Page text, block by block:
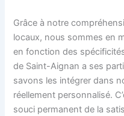
Grâce à notre
locaux, nous sommes en
en fonction des
de Saint-Aignan a ses
savons les intégrer dans
réellement personnalisé.
souci permanent de la